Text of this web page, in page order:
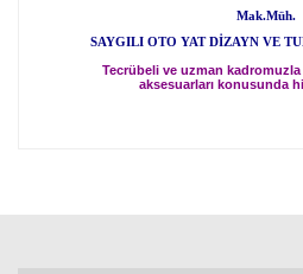
Mak.Müh.
SAYGILI OTO YAT DİZAYN VE
Tecrübeli ve uzman
aksesuarları konusunda